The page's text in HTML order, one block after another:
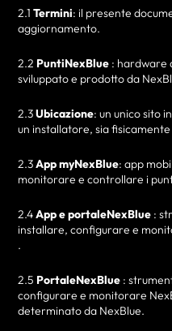
2.1 Termini: il presente
aggiornamento.
2.2 PuntiNexBlue : hardware
sviluppato e prodotto da
2.3Ubicazione: un unico sito
un installatore, sia
2.3App myNexBlue: app
monitorare e controllare i
2.4App e portaleNexBlue :
installare, configurare e
.
2.5 PortaleNexBlue :
configurare e monitorare
determinato da NexBlue.